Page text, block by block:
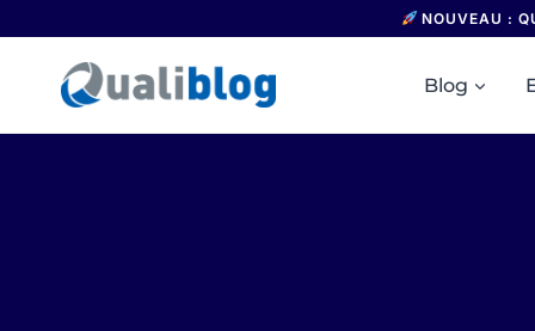
au
contenu
NOUVEAU :
Blog